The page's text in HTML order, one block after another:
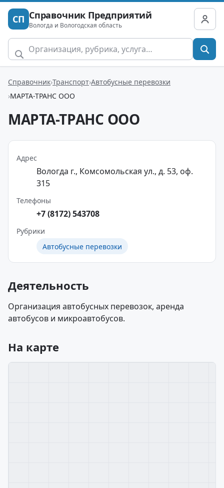
СП Справочник Предприятий
Вологда и Вологодская область
Справочник Транспорт Автобусные перевозки
МАРТА-ТРАНС ООО
МАРТА-ТРАНС ООО
Адрес
Вологда г., Комсомольская ул., д. 53, оф.
315
Телефоны
+7 (8172) 543708
Рубрики
Автобусные перевозки
Деятельность
Организация автобусных перевозок, аренда
автобусов и микроавтобусов.
На карте